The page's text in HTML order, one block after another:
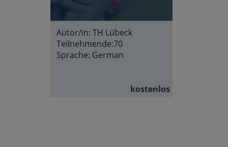
Autor/in: TH Lübeck
Teilnehmende:70
Sprache: German
kostenlos